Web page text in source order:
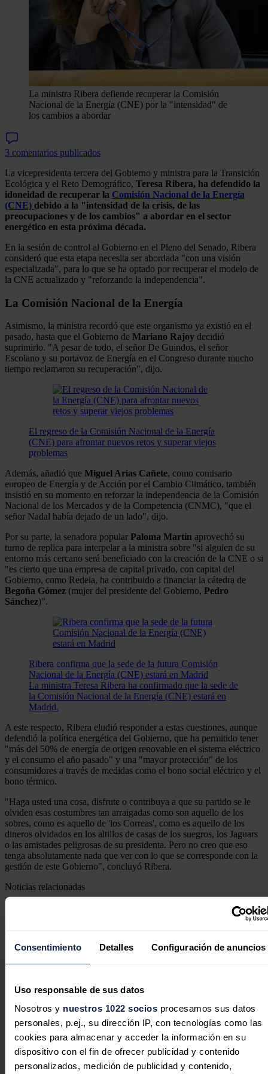
Consentimiento Detalles Configuración de anuncios
Uso responsable de sus datos
Nosotros y nuestros 1022 sociosprocesamos sus datos
personales, p.ej., su dirección IP, con tecnologías como las
cookies para almacenar y acceder la información en su
dispositivo con el fin de ofrecer publicidad y contenido
personalizados, medición de publicidad y contenido,
La ministra Ribera defiende recuperar la Comisión
Nacional de la Energía (CNE) por la "intensidad" de
los cambios a abordar
3 comentarios publicados
La vicepresidenta tercera del Gobierno y ministra para la Transición
Ecológica y el Reto Demográfico, Teresa Ribera, ha defendido la
idoneidad de recuperar la Comisión Nacional de la Energía
(CNE) debido a la "intensidad de la crisis, de las
preocupaciones y de los cambios" a abordar en el sector
energético en esta próxima década.
En la sesión de control al Gobierno en el Pleno del Senado, Ribera
consideró que esta etapa necesita ser abordada "con una visión
especializada", para lo que se ha optado por recuperar el modelo de
la CNE actualizado y "reforzando la independencia".
La Comisión Nacional de la Energía
Asimismo, la ministra recordó que este organismo ya existió en el
pasado, hasta que el Gobierno de Mariano Rajoy decidió
suprimirlo. "A pesar de todo, el señor De Guindos, el señor
Escolano y su portavoz de Energía en el Congreso durante mucho
tiempo reclamaron su recuperación", dijo.
El regreso de la Comisión Nacional de la Energía
(CNE) para afrontar nuevos retos y superar viejos
problemas
Además, añadió que Miguel Arias Cañete, como comisario
europeo de Energía y de Acción por el Cambio Climático, también
insistió en su momento en reforzar la independencia de la Comisión
Nacional de los Mercados y de la Competencia (CNMC), "que el
señor Nadal había dejado de un lado", dijo.
Por su parte, la senadora popular Paloma Martín aprovechó su
turno de replica para interpelar a la ministra sobre "si alguien de su
entorno más cercano será beneficiado con la creación de la CNE o si
"es cierto que una empresa de capital privado, con capital del
Gobierno, como Redeia, ha contribuido a financiar la cátedra de
Begoña Gómez (mujer del presidente del Gobierno, Pedro
Sánchez)".
Ribera confirma que la sede de la futura Comisión
Nacional de la Energía (CNE) estará en Madrid
La ministra Teresa Ribera ha confirmado que la sede de
la Comisión Nacional de la Energía (CNE) estará en
Madrid.
A este respecto, Ribera eludió responder a estas cuestiones, aunque
defendió la política energética del Gobierno, que ha permitido tener
"más del 50% de energía de origen renovable en el sistema eléctrico
y el consumo el año pasado" y una "mayor protección" de los
consumidores a través de medidas como el bono social eléctrico y el
bono térmico.
"Haga usted una cosa, disfrute o contribuya a que su partido se le
olviden esas costumbres tan arraigadas como son aquello de los
sobres, como es aquello de 'los Correas', como es aquello de los
dineros olvidados en los altillos de casas de los suegros, los Jaguars
o las amistades peligrosas de su presidenta. Pero no creo que eso
tenga absolutamente nada que ver con lo que se corresponde con la
gestión de este Gobierno", concluyó Ribera.
Noticias relacionadas
Teresa Ribera afirma que la UE ha
sido "demasiado lenta" en su
Ribera defiende que las renovables